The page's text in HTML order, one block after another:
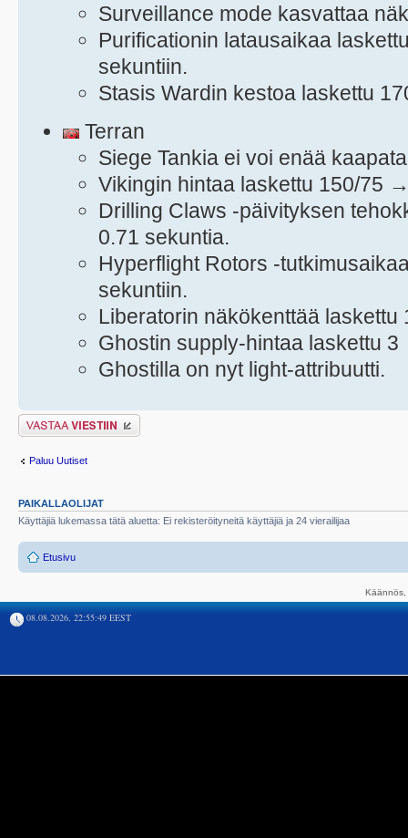
Surveillance mode kasvattaa
Purificationin latausaikaa
sekuntiin.
Stasis Wardin kestoa laskettu
Terran
Siege Tankia ei voi enää
Vikingin hintaa laskettu 150/75
Drilling Claws -päivityksen
0.71 sekuntia.
Hyperflight Rotors -
sekuntiin.
Liberatorin näkökenttää
Ghostin supply-hintaa laskettu
Ghostilla on nyt light-attribuutti.
Lähetä vastaus
Paluu Uutiset
PAIKALLAOLIJAT
Käyttäjiä lukemassa tätä aluetta: Ei rekisteröityneitä käyttäjiä ja 24 vierailijaa
Etusivu
08.08.2026, 22:55:49 EEST